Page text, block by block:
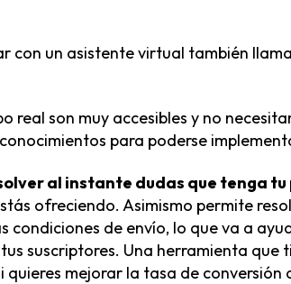
con un asistente virtual también
real son muy accesibles y no
para poderse
al instante dudas que tenga
ofreciendo. Asimismo permite
condiciones de envío, lo que va a
suscriptores. Una herramienta que
mejorar la tasa de conversión